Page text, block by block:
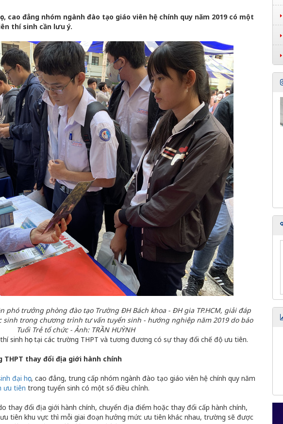
cao đẳng nhóm ngành đào tạo giáo viên hệ chính quy năm 2019 có một
thí sinh cần lưu ý.
phó trưởng phòng đào tạo Trường ĐH Bách khoa - ĐH gia TP.HCM, giải đáp
sinh trong chương trình tư vấn tuyển sinh - hướng nghiệp năm 2019 do báo
Tuổi Trẻ tổ chức - Ảnh: TRẦN HUỲNH
sinh học tại các trường THPT và tương đương có sự thay đổi chế độ ưu tiên.
thay đổi địa giới hành chính
đại học, cao đẳng, trung cấp nhóm ngành đào tạo giáo viên hệ chính quy năm
ưu tiên trong tuyển sinh có một số điều chỉnh.
thay đổi địa giới hành chính, chuyển địa điểm hoặc thay đổi cấp hành chính,
tiên khu vực thì mỗi giai đoạn hưởng mức ưu tiên khác nhau, trường sẽ được